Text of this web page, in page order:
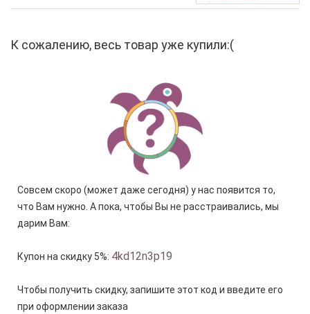
К сожалению, весь товар уже купили:(
Совсем скоро (может даже сегодня) у нас появится то,
что Вам нужно. А пока, чтобы Вы не расстраивались, мы
дарим Вам:
Купон на скидку 5%: 4kd12n3p19
Чтобы получить скидку, запишите этот код и введите его
при оформлении заказа